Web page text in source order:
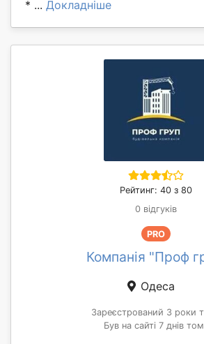
* ... Докладніше
Рейтинг: 40 з 80
0 відгуків
PRO
Компанія "Проф
Одеса
Зареєстрований 3 роки
Був на сайті 7 днів